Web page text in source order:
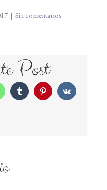
| Sin comentarios
Post
WhatsAppTumblr PinterestVk